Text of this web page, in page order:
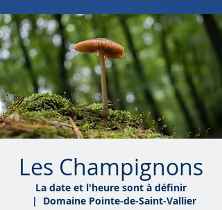
Les Champignons
La date et l'heure sont à définir
  |
Domaine Pointe-de-Saint-Vallier